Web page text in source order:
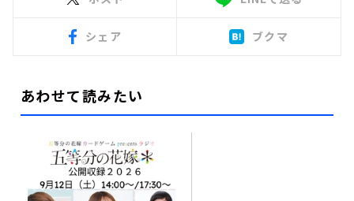
シェア ブクマ
あわせて読みたい